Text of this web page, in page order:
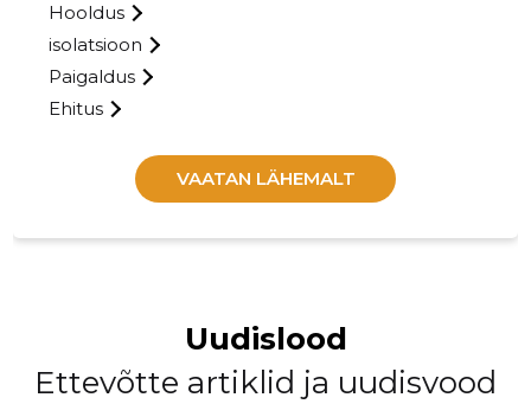
Hooldus
isolatsioon
Paigaldus
Ehitus
VAATAN LÄHEMALT
Uudislood
Ettevõtte artiklid ja uudisvood